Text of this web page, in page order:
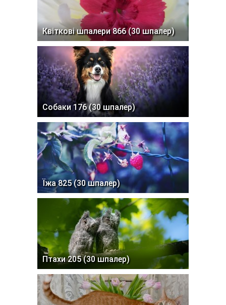
Квіткові шпалери 866 (30 шпалер)
Собаки 176 (30 шпалер)
Їжа 825 (30 шпалер)
Птахи 205 (30 шпалер)